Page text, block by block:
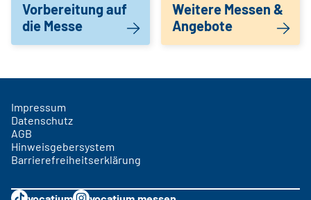
Vorbereitung auf
die Messe
Weitere Messen &
Angebote
Impressum
Datenschutz
AGB
Hinweisgebersystem
Barrierefreiheitserklärung